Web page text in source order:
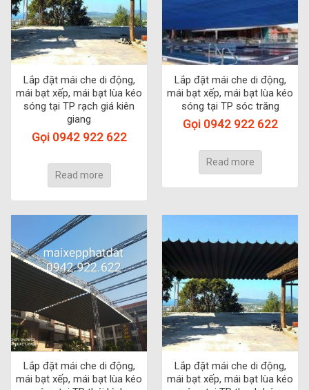
Lắp đặt mái che di động,
mái bạt xếp, mái bạt lùa kéo
sóng tại TP rạch giá kiên
giang
Gọi 0942 922 622
Read more
Lắp đặt mái che di động,
mái bạt xếp, mái bạt lùa kéo
sóng tại TP sóc trăng
Gọi 0942 922 622
Read more
Lắp đặt mái che di động,
mái bạt xếp, mái bạt lùa kéo
Lắp đặt mái che di động,
mái bạt xếp, mái bạt lùa kéo